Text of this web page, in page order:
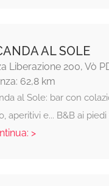
AL SOLE
Liberazione 200, Vò
62,8 km
al Sole: bar con
aperitivi e... B&B ai piedi
>